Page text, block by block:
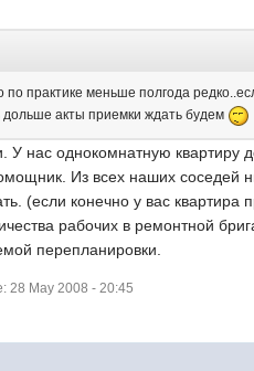
по практике меньше полгода
акты приемки ждать будем
У нас однокомнатную
Из всех наших соседей
(если конечно у вас
рабочих в ремонтной
перепланировки.
28 May 2008 - 20:45